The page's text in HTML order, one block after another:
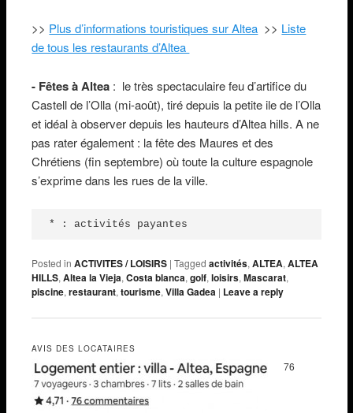
>> Plus d’informations touristiques sur Altea >> Liste
de tous les restaurants d’Altea
- Fêtes à Altea : le très spectaculaire feu d’artifice du
Castell de l’Olla (mi-août), tiré depuis la petite ile de l’Olla
et idéal à observer depuis les hauteurs d’Altea hills. A ne
pas rater également : la fête des Maures et des
Chrétiens (fin septembre) où toute la culture espagnole
s’exprime dans les rues de la ville.
* : activités payantes
Posted in ACTIVITES / LOISIRS |Tagged activités,ALTEA,ALTEA
HILLS,Altea la Vieja,Costa blanca,golf,loisirs,Mascarat,
piscine,restaurant,tourisme,Villa Gadea | Leave a reply
AVIS DES LOCATAIRES
76